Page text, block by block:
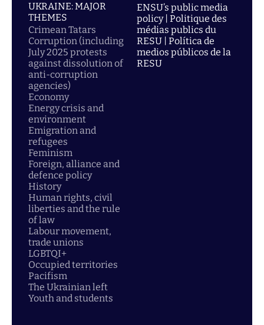
UKRAINE: MAJOR
THEMES
Crimean Tatars
Corruption (including
July 2025 protests
against dissolution of
anti-corruption
agencies)
Economy
Energy crisis and
environment
Emigration and
refugees
Feminism
Foreign, alliance and
defence policy
History
Human rights, civil
liberties and the rule
of law
Labour movement,
trade unions
LGBTQI+
Occupied territories
Pacifism
The Ukrainian left
Youth and students
ENSU’s public media
policy | Politique des
médias publics du
RESU | Política de
medios públicos de la
RESU